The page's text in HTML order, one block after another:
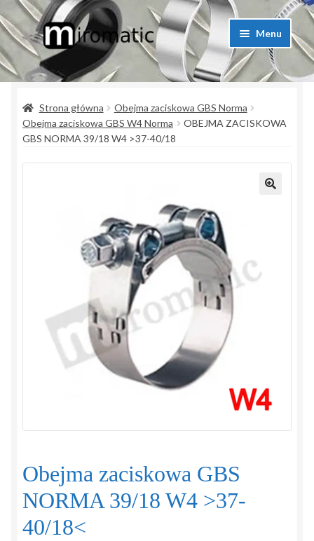
Przejdź
do
nawigacji
Przejdź
do
treści
Menu
Strona główna
Blog przemysłowy
Kontakt
Lista produktów
Regulamin
Sposoby płatności i dostawy
Zwroty i reklamacje
Strona główna
Obejma zaciskowa GBS Norma
Obejma zaciskowa GBS W4 Norma
OBEJMA ZACISKOWA
GBS NORMA 39/18 W4 >37-40/18
Obejma zaciskowa GBS
NORMA 39/18 W4 >37-
40/18<